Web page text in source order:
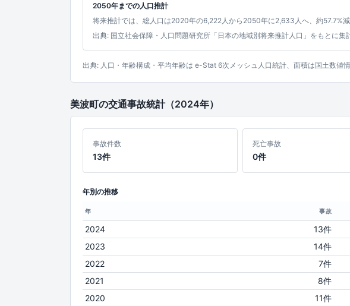
2050年までの人口推計
将来推計では、総人口は2020年の6,222人から2050年に2,633人へ、約57.7%
出典: 国立社会保障・人口問題研究所「日本の地域別将来推計人口」をもとに集
出典: 人口・年齢構成・平均年齢は e-Stat 6次メッシュ人口統計、面積は国土数値
美波町の交通事故統計（2024年）
事故件数
13件
死亡事故
0件
年別の推移
年 事故
2024 13件
2023
14件
2022
7件
2021
8件
2020
11件